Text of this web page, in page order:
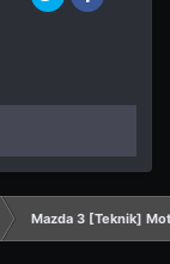
Mazda 3 [Teknik]